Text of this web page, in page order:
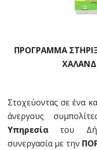
ΠΡΟΓΡΑΜΜΑ
Στοχεύοντας σε ένα
άνεργους
Υπηρεσία του
συνεργασία με την